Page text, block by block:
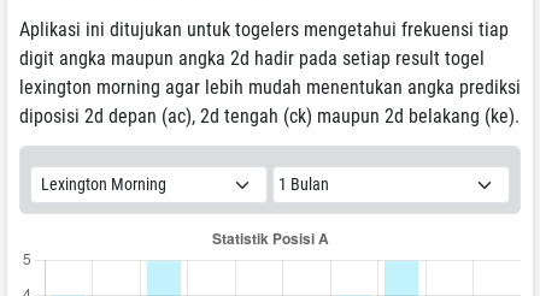
Aplikasi ini ditujukan untuk togelers mengetahui frekuensi tiap
digit angka maupun angka 2d hadir pada setiap result togel
lexington morning agar lebih mudah menentukan angka prediksi
diposisi 2d depan (ac), 2d tengah (ck) maupun 2d belakang (ke).